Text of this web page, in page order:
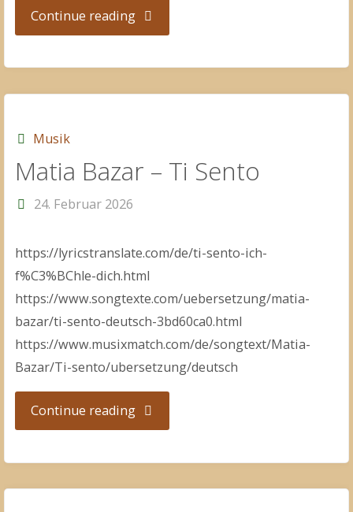
Continue reading"The
Voice"
Musik
Matia Bazar – Ti Sento
24. Februar 2026
https://lyricstranslate.com/de/ti-sento-ich-
f%C3%BChle-dich.html
https://www.songtexte.com/uebersetzung/matia-
bazar/ti-sento-deutsch-3bd60ca0.html
https://www.musixmatch.com/de/songtext/Matia-
Bazar/Ti-sento/ubersetzung/deutsch
Continue reading"Matia
–